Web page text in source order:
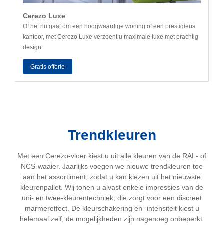
Cerezo Luxe
Of het nu gaat om een hoogwaardige woning of een prestigieus
kantoor, met Cerezo Luxe verzoent u maximale luxe met prachtig
design.
Gratis offerte
Trendkleuren
Met een Cerezo-vloer kiest u uit alle kleuren van de RAL- of
NCS-waaier. Jaarlijks voegen we nieuwe trendkleuren toe
aan het assortiment, zodat u kan kiezen uit het nieuwste
kleurenpallet. Wij tonen u alvast enkele impressies van de
uni- en twee-kleurentechniek, die zorgt voor een discreet
marmereffect. De kleurschakering en -intensiteit kiest u
helemaal zelf, de mogelijkheden zijn nagenoeg onbeperkt.